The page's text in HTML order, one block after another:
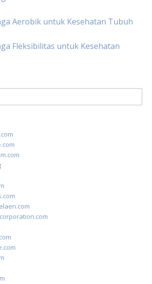
Aerobik untuk Kesehatan Tubuh
Fleksibilitas untuk Kesehatan